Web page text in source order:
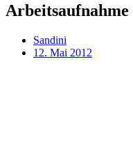
Arbeitsaufnahme
Sandini
12. Mai 2012